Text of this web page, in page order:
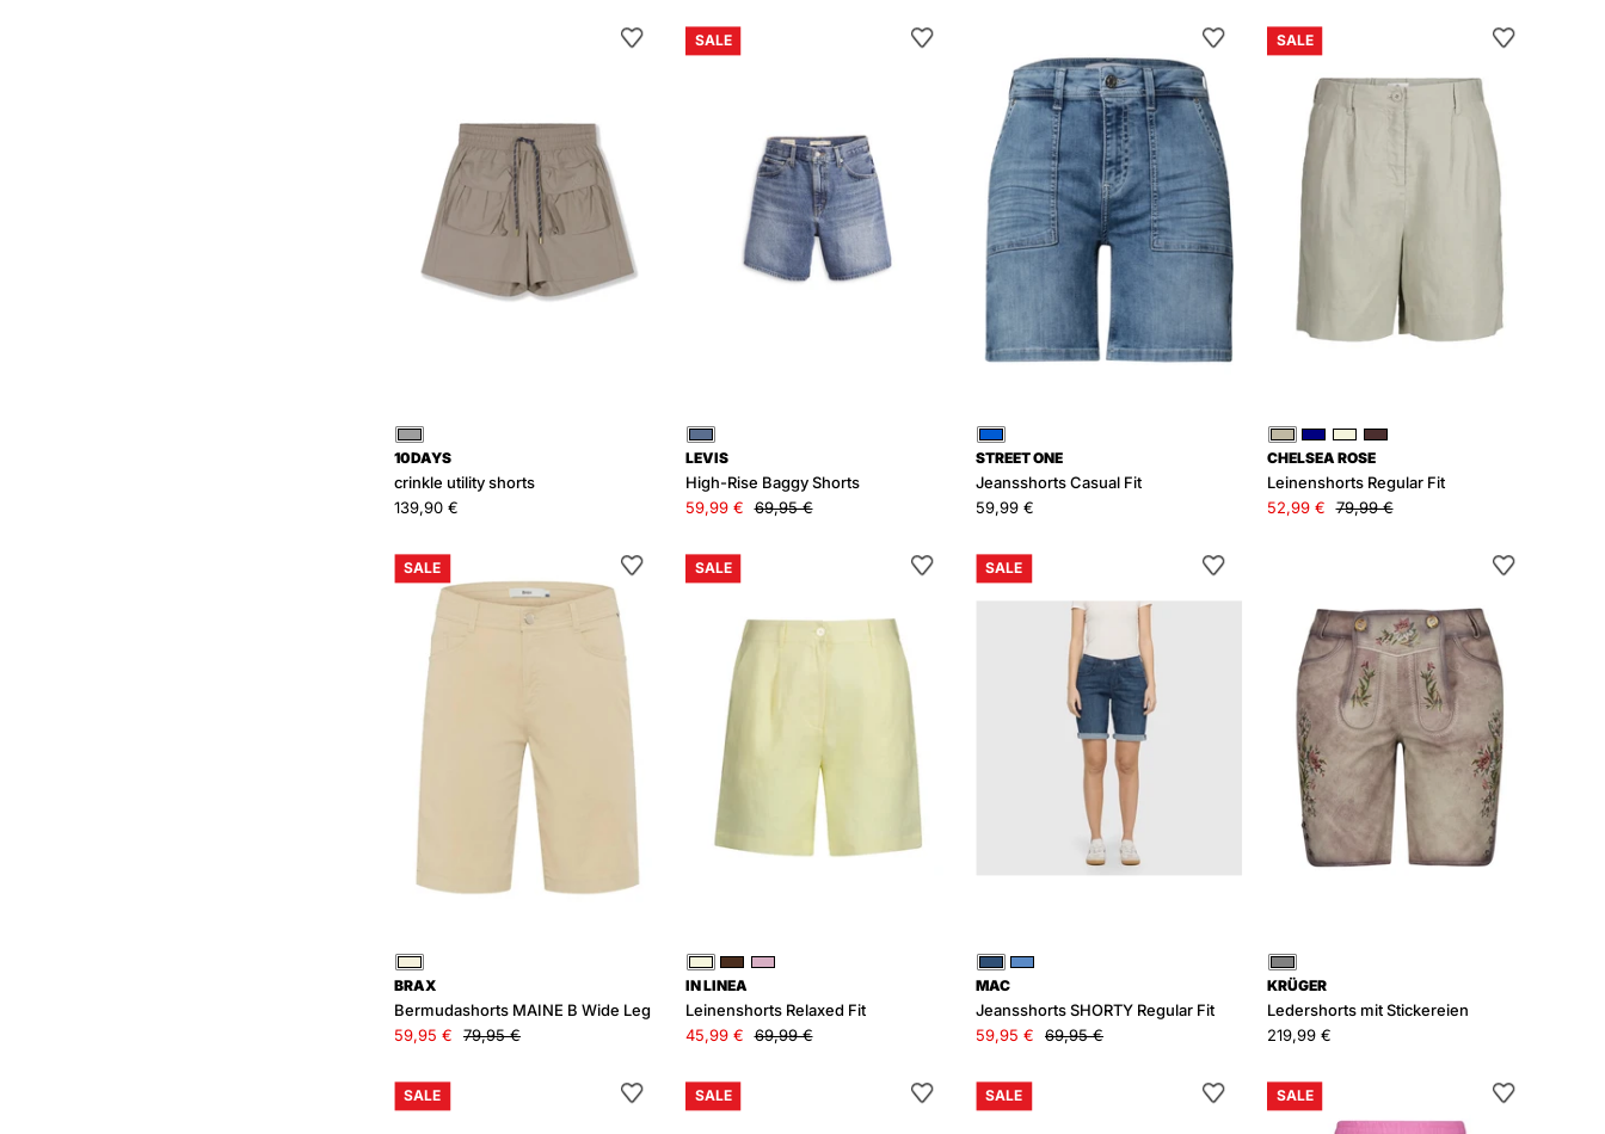
Grün
10DAYS
crinkle utility shorts
139,90 €
Jeansshorts
SALE SALE
SALE
Blau
LEVIS
High-Rise Baggy Shorts
59,99 € 69,95 €
Jeansshorts
Casual
Fit
Blau
STREET ONE
Jeansshorts Casual Fit
59,99 €
Leinenshorts
Fit
SALE
GrauBlauBeigeBraun
CHELSEA ROSE
Leinenshorts Regular Fit
52,99 € 79,99 €
Bermudashorts
MAINE
B
SALE
Beige
BRAX
Bermudashorts MAINE B Wide Leg
59,95 €
79,95 €
Leinenshorts
SALE
GelbBraunRosa
IN LINEA
Leinenshorts Relaxed Fit
45,99 € 69,99 €
Jeansshorts
Regular
SALE
BlauBlau
MAC
Jeansshorts SHORTY Regular Fit
59,95 €
69,95 €
Ledershorts
Stickereien
Grau
KRÜGER
Ledershorts mit Stickereien
219,99 €
SALE
Jeansshorts
SALE